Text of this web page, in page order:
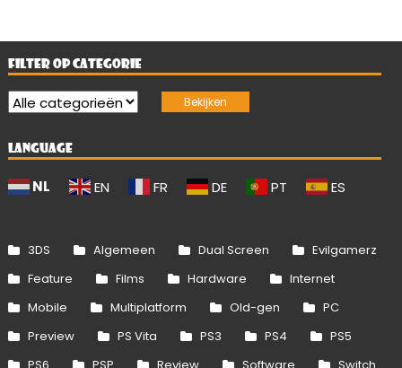
FILTER OP CATEGORIE
LANGUAGE
NL EN FR DE PT ES
3DS Algemeen Dual Screen
Evilgamerz
Feature
Films Hardware
Internet
Mobile
Multiplatform Old-gen
PC
Preview
PS Vita PS3 PS4
PS5